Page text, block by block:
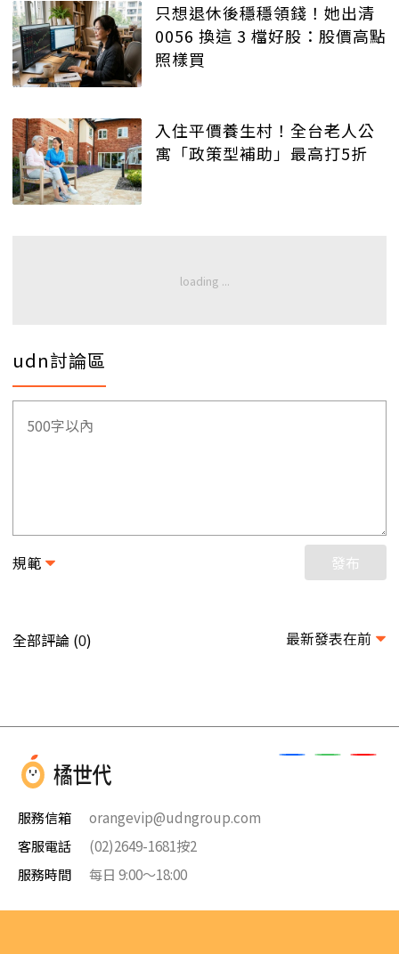
只想退休後穩穩領錢！她出清
0056 換這 3 檔好股：股價高點
照樣買
入住平價養生村！全台老人公
寓「政策型補助」最高打5折
udn討論區
規範 發布
全部評論 (0) 最新發表在前
服務信箱
orangevip@udngroup.com
客服電話
(02)2649-1681按2
服務時間
每日 9:00～18:00